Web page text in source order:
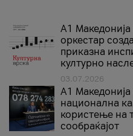
А1
оркестар
приказна
културно
03.07.2026
A1
национална
користење на
сообраќајот